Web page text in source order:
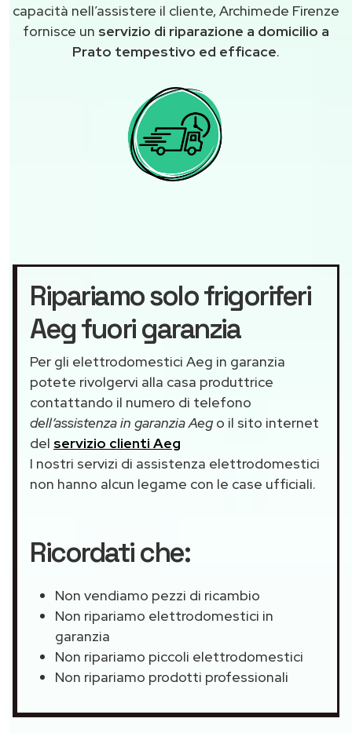
capacità nell’assistere il cliente, Archimede Firenze
fornisce un servizio di riparazione a domicilio a
Prato tempestivo ed efficace.
Ripariamo solo frigoriferi
Aeg fuori garanzia
Per gli elettrodomestici Aeg in garanzia
potete rivolgervi alla casa produttrice
contattando il numero di telefono
dell’assistenza in garanzia Aeg o il sito internet
del servizio clienti Aeg
I nostri servizi di assistenza elettrodomestici
non hanno alcun legame con le case ufficiali.
Ricordati che:
Non vendiamo pezzi di ricambio
Non ripariamo elettrodomestici in
garanzia
Non ripariamo piccoli elettrodomestici
Non ripariamo prodotti professionali